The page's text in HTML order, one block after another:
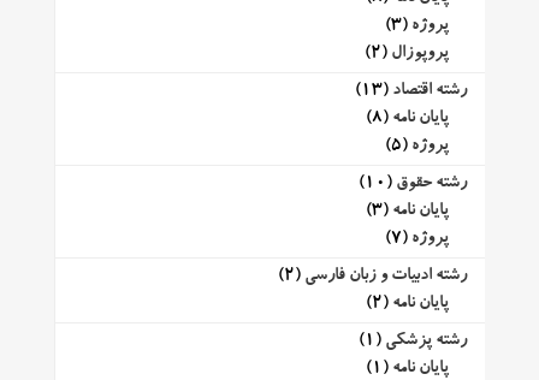
پروژه (3)
پروپوزال (2)
رشته اقتصاد (13)
پایان نامه (8)
پروژه (5)
رشته حقوق (10)
پایان نامه (3)
پروژه (7)
رشته ادبیات و زبان فارسی (2)
پایان نامه (2)
رشته پزشکی (1)
پایان نامه (1)